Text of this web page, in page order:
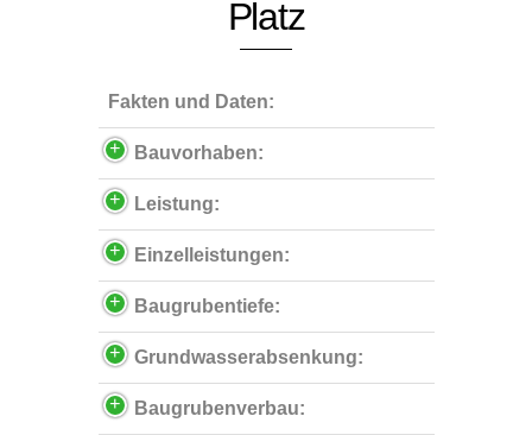
Platz
Fakten und Daten:
Bauvorhaben:
Leistung:
Einzelleistungen:
Baugrubentiefe:
Grundwasserabsenkung:
Baugrubenverbau: